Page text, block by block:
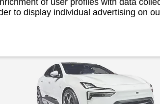
to display individual advertising on